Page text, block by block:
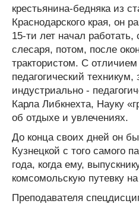
крестьянина-бедняка из
Краснодарского края, он
15-ти лет начал работать,
слесаря, потом, после
трактористом. С отличием
педагогический
индустриально -
Карла Либкнехта, Науку
об отдыхе и увлечениях.
До конца своих дней он
Кузнецкой с того самого
года, когда ему,
комсомольскую путевку
Преподавателя